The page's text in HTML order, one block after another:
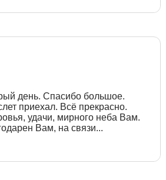
день. Спасибо большое.
приехал. Всё прекрасно.
удачи, мирного неба Вам.
Вам, на связи...